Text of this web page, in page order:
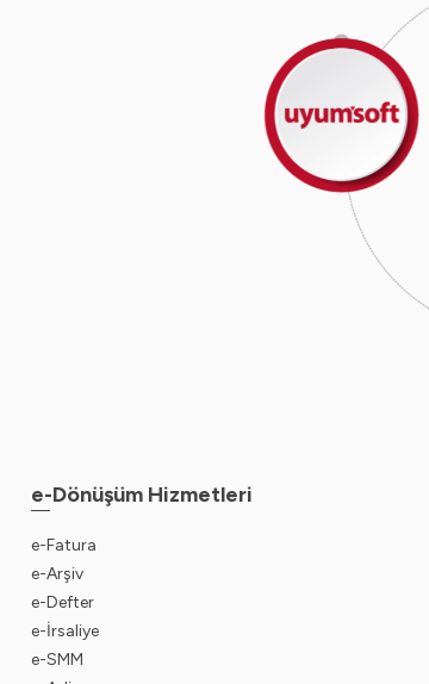
e-Dönüşüm Hizmetleri
e-Fatura
e-Arşiv
e-Defter
e-İrsaliye
e-SMM